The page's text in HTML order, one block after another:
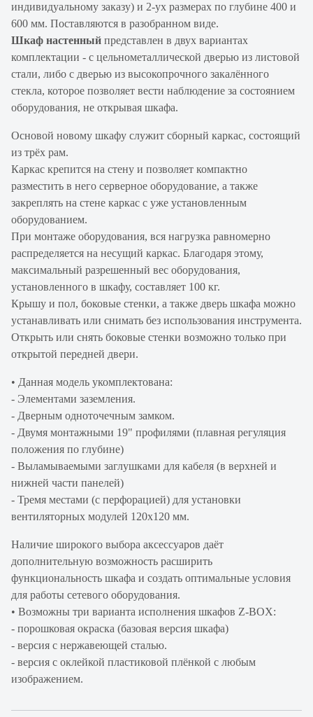
индивидуальному заказу) и 2-ух размерах по глубине 400 и
600 мм. Поставляются в разобранном виде.
Шкаф настенный представлен в двух вариантах
комплектации - с цельнометаллической дверью из листовой
стали, либо с дверью из высокопрочного закалённого
стекла, которое позволяет вести наблюдение за состоянием
оборудования, не открывая шкафа.
Основой новому шкафу служит сборный каркас, состоящий
из трёх рам.
Каркас крепится на стену и позволяет компактно
разместить в него серверное оборудование, а также
закреплять на стене каркас с уже установленным
оборудованием.
При монтаже оборудования, вся нагрузка равномерно
распределяется на несущий каркас. Благодаря этому,
максимальный разрешенный вес оборудования,
установленного в шкафу, составляет 100 кг.
Крышу и пол, боковые стенки, а также дверь шкафа можно
устанавливать или снимать без использования инструмента.
Открыть или снять боковые стенки возможно только при
открытой передней двери.
• Данная модель укомплектована:
- Элементами заземления.
- Дверным одноточечным замком.
- Двумя монтажными 19" профилями (плавная регуляция
положения по глубине)
- Выламываемыми заглушками для кабеля (в верхней и
нижней части панелей)
- Тремя местами (с перфорацией) для установки
вентиляторных модулей 120х120 мм.
Наличие широкого выбора аксессуаров даёт
дополнительную возможность расширить
функциональность шкафа и создать оптимальные условия
для работы сетевого оборудования.
• Возможны три варианта исполнения шкафов Z-BOX:
- порошковая окраска (базовая версия шкафа)
- версия с нержавеющей сталью.
- версия с оклейкой пластиковой плёнкой с любым
изображением.